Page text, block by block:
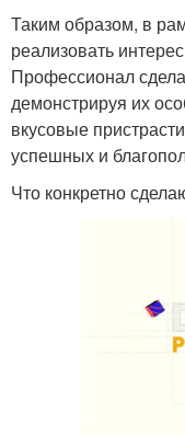
Таким образом, в
реализовать
Профессионал
демонстрируя их
вкусовые
успешных и
Что конкретно